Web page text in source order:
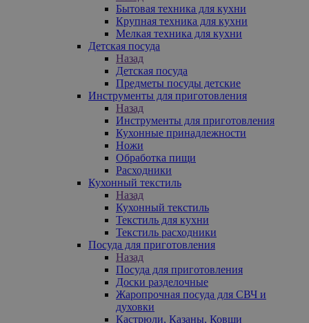
Бытовая техника для кухни
Крупная техника для кухни
Мелкая техника для кухни
Детская посуда
Назад
Детская посуда
Предметы посуды детские
Инструменты для приготовления
Назад
Инструменты для приготовления
Кухонные принадлежности
Ножи
Обработка пищи
Расходники
Кухонный текстиль
Назад
Кухонный текстиль
Текстиль для кухни
Текстиль расходники
Посуда для приготовления
Назад
Посуда для приготовления
Доски разделочные
Жаропрочная посуда для СВЧ и
духовки
Кастрюли, Казаны, Ковши